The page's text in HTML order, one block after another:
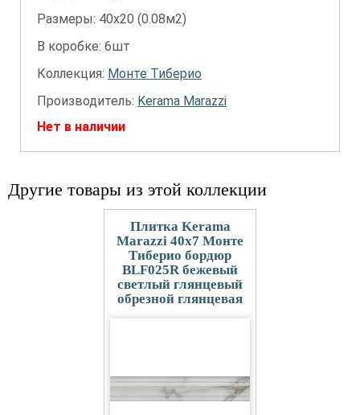
Размеры: 40х20 (0.08м2)
В коробке: 6шт
Коллекция: Монте Тиберио
Производитель: Kerama Marazzi
Нет в наличии
Другие товары из этой коллекции
Плитка Kerama
Marazzi 40x7 Монте
Тиберио бордюр
BLF025R бежевый
светлый глянцевый
обрезной глянцевая